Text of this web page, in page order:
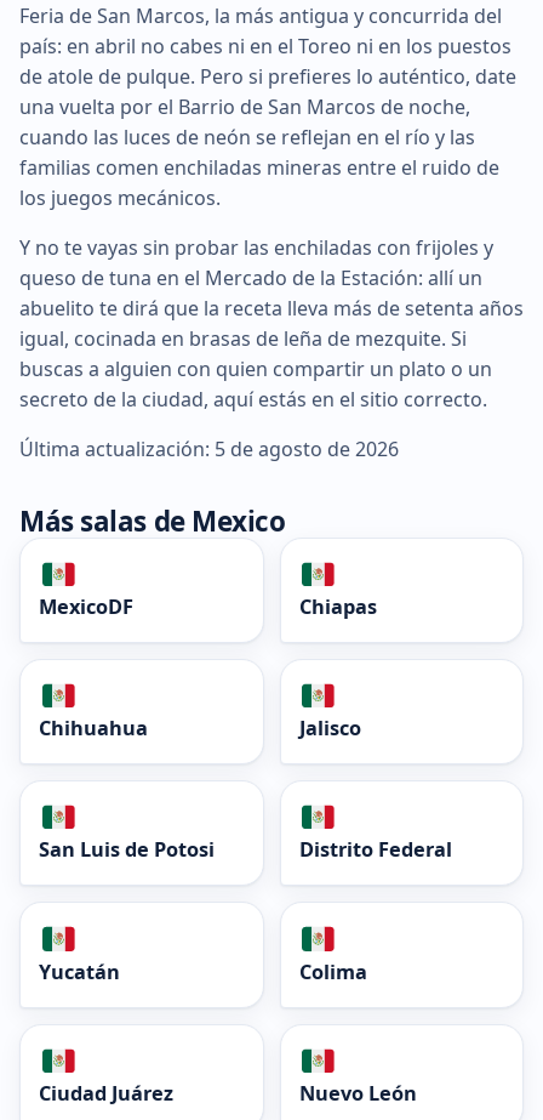
Feria de San Marcos, la más antigua y concurrida del
país: en abril no cabes ni en el Toreo ni en los puestos
de atole de pulque. Pero si prefieres lo auténtico, date
una vuelta por el Barrio de San Marcos de noche,
cuando las luces de neón se reflejan en el río y las
familias comen enchiladas mineras entre el ruido de
los juegos mecánicos.
Y no te vayas sin probar las enchiladas con frijoles y
queso de tuna en el Mercado de la Estación: allí un
abuelito te dirá que la receta lleva más de setenta años
igual, cocinada en brasas de leña de mezquite. Si
buscas a alguien con quien compartir un plato o un
secreto de la ciudad, aquí estás en el sitio correcto.
Última actualización: 5 de agosto de 2026
Más salas de Mexico
MexicoDF Chiapas
Chihuahua Jalisco
San Luis de Potosi Distrito Federal
Yucatán Colima
Ciudad Juárez Nuevo León